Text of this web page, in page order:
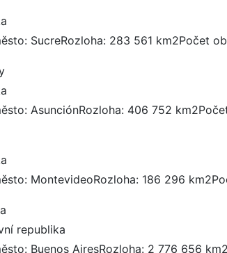
SucreRozloha: 283 561 km2Počet
AsunciónRozloha: 406 752
MontevideoRozloha: 186 296
republika
Buenos AiresRozloha: 2 776 656